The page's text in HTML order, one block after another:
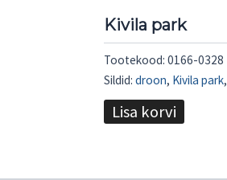
Kivila park
Tootekood: 0166-0328
Sildid: droon, Kivila park,
Lisa korvi